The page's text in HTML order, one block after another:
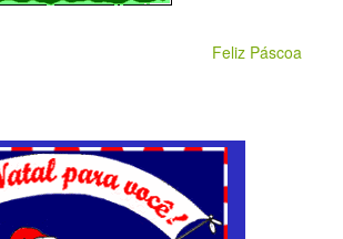
Feliz Páscoa